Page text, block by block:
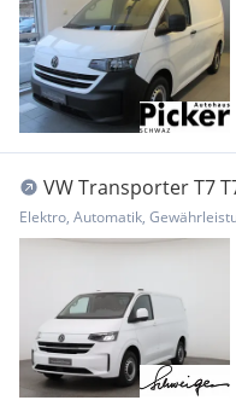
VW Transporter T7
Kastenwagen 100 kW
Elektro, Automatik,